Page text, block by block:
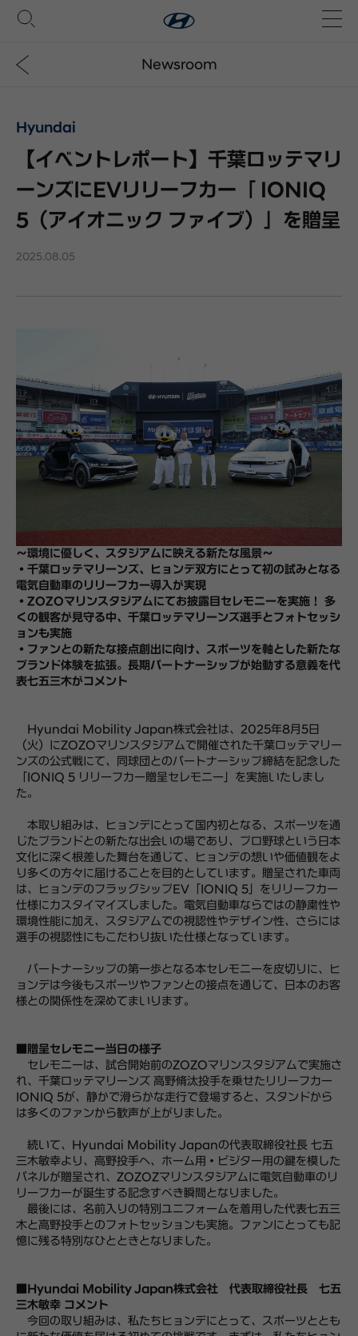
Newsroom
Hyundai
【イベントレポート】千葉ロッテマリ
ーンズにEVリリーフカー「 IONIQ
5（アイオニック ファイブ）」を贈呈
2025.08.05
～環境に優しく、スタジアムに映える新たな風景～
・千葉ロッテマリーンズ、ヒョンデ双方にとって初の試みとなる
電気自動車のリリーフカー導入が実現
・ZOZOマリンスタジアムにてお披露目セレモニーを実施！ 多
くの観客が見守る中、千葉ロッテマリーンズ選手とフォトセッシ
ョンも実施
・ファンとの新たな接点創出に向け、スポーツを軸とした新たな
ブランド体験を拡張。長期パートナーシップが始動する意義を代
表七五三木がコメント
Hyundai Mobility Japan株式会社は、2025年8月5日
（火）にZOZOマリンスタジアムで開催された千葉ロッテマリー
ンズの公式戦にて、同球団とのパートナーシップ締結を記念した
「IONIQ 5 リリーフカー贈呈セレモニー」を実施いたしまし
た。
本取り組みは、ヒョンデにとって国内初となる、スポーツを通
じたブランドとの新たな出会いの場であり、プロ野球という日本
文化に深く根差した舞台を通じて、ヒョンデの想いや価値観をよ
り多くの方々に届けることを目的としています。贈呈された車両
は、ヒョンデのフラッグシップEV「IONIQ 5」をリリーフカー
仕様にカスタイマイズしました。電気自動車ならではの静粛性や
環境性能に加え、スタジアムでの視認性やデザイン性、さらには
選手の視認性にもこだわり抜いた仕様となっています。
パートナーシップの第一歩となる本セレモニーを皮切りに、ヒ
ョンデは今後もスポーツやファンとの接点を通じて、日本のお客
様との関係性を深めてまいります。
■贈呈セレモニー当日の様子
セレモニーは、試合開始前のZOZOマリンスタジアムで実施さ
れ、千葉ロッテマリーンズ 高野脩汰投手を乗せたリリーフカー
IONIQ 5が、静かで滑らかな走行で登場すると、スタンドから
は多くのファンから歓声が上がりました。
続いて、Hyundai Mobility Japanの代表取締役社長 七五
三木敏幸より、高野投手へ、ホーム用・ビジター用の鍵を模した
パネルが贈呈され、ZOZOZマリンスタジアムに電気自動車のリ
リーフカーが誕生する記念すべき瞬間となりました。
最後には、名前入りの特別ユニフォームを着用した代表七五三
木と高野投手とのフォトセッションも実施。ファンにとっても記
憶に残る特別なひとときとなりました。
■Hyundai Mobility Japan株式会社 代表取締役社長 七五
三木敏幸 コメント
今回の取り組みは、私たちヒョンデにとって、スポーツととも